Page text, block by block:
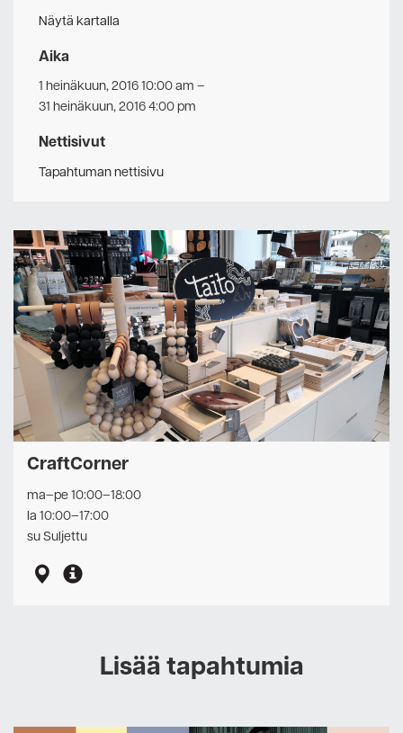
Näytä kartalla
Aika
1 heinäkuun, 2016 10:00 am –
31 heinäkuun, 2016 4:00 pm
Nettisivut
Tapahtuman nettisivu
CraftCorner
ma–pe 10:00–18:00
la 10:00–17:00
su Suljettu
Lisää tapahtumia